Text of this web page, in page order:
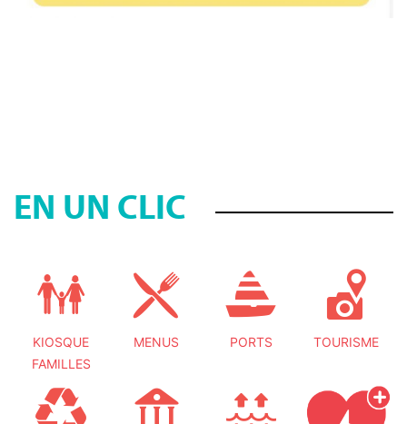
EN UN CLIC
KIOSQUE
FAMILLES
MENUS PORTS TOURISME